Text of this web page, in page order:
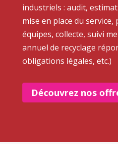
industriels : audit,
mise en place du
équipes, collecte, suivi
annuel de recyclage
obligations légales, etc.)
Découvrez nos